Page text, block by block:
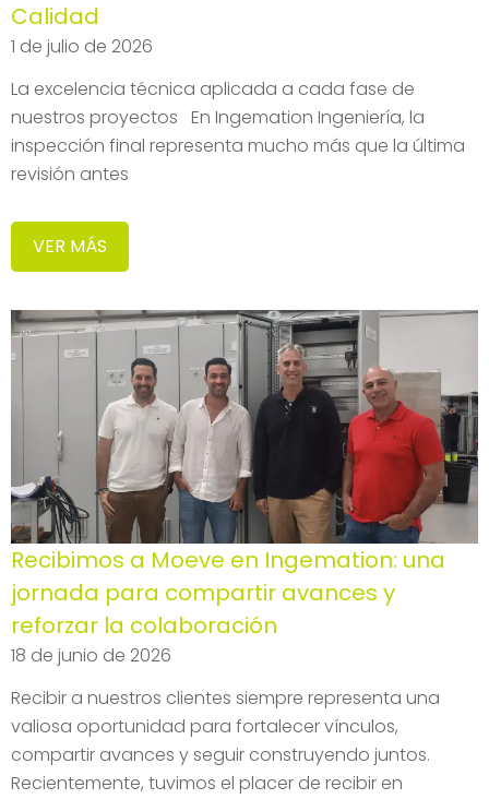
Calidad
1 de julio de 2026
La excelencia técnica aplicada a cada fase de
nuestros proyectos En Ingemation Ingeniería, la
inspección final representa mucho más que la última
revisión antes
VER MÁS
Recibimos a Moeve en Ingemation: una
jornada para compartir avances y
reforzar la colaboración
18 de junio de 2026
Recibir a nuestros clientes siempre representa una
valiosa oportunidad para fortalecer vínculos,
compartir avances y seguir construyendo juntos.
Recientemente, tuvimos el placer de recibir en